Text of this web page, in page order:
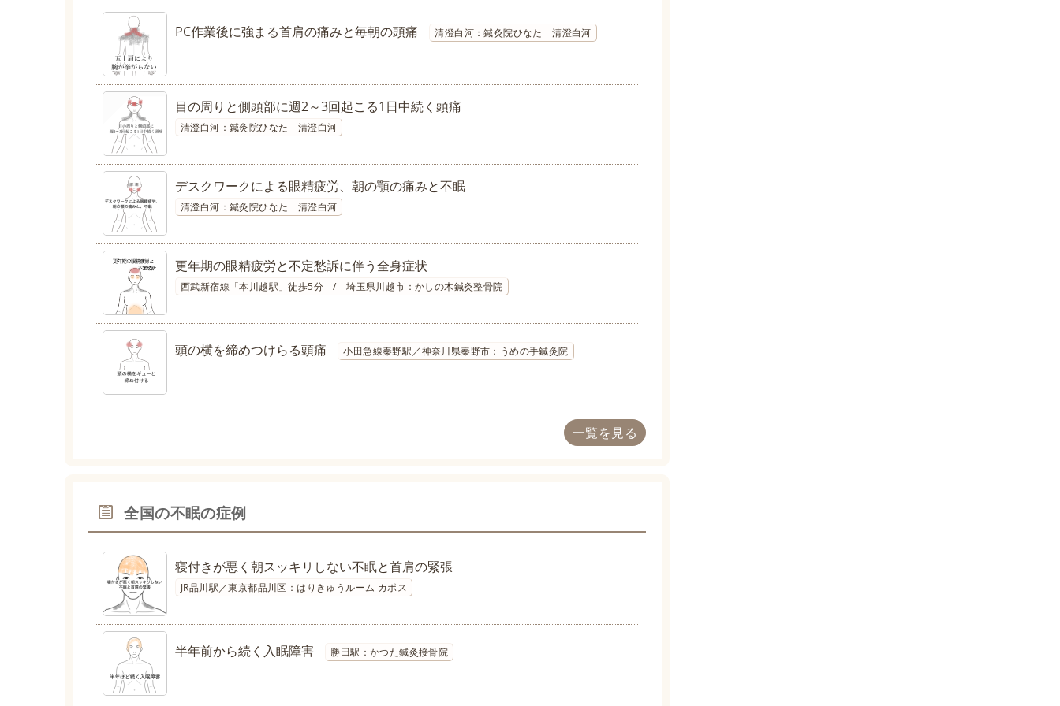
PC作業後に強まる首肩の痛みと毎朝の頭痛 清澄白河：鍼灸院ひなた 清澄白河
目の周りと側頭部に週2～3回起こる1日中続く頭痛
清澄白河：鍼灸院ひなた 清澄白河
デスクワークによる眼精疲労、朝の顎の痛みと不眠
清澄白河：鍼灸院ひなた 清澄白河
更年期の眼精疲労と不定愁訴に伴う全身症状
西武新宿線「本川越駅」徒歩5分 / 埼玉県川越市：かしの木鍼灸整骨院
頭の横を締めつけらる頭痛 小田急線秦野駅／神奈川県秦野市：うめの手鍼灸院
一覧を見る
全国の不眠の症例
寝付きが悪く朝スッキリしない不眠と首肩の緊張
JR品川駅／東京都品川区：はりきゅうルーム カポス
半年前から続く入眠障害 勝田駅：かつた鍼灸接骨院